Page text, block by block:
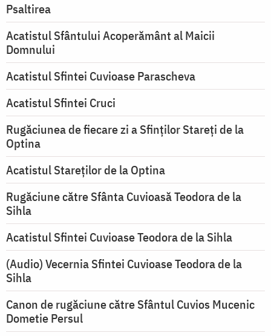
Psaltirea
Acatistul Sfântului Acoperământ al Maicii
Domnului
Acatistul Sfintei Cuvioase Parascheva
Acatistul Sfintei Cruci
Rugăciunea de fiecare zi a Sfinților Stareți de la
Optina
Acatistul Stareţilor de la Optina
Rugăciune către Sfânta Cuvioasă Teodora de la
Sihla
Acatistul Sfintei Cuvioase Teodora de la Sihla
(Audio) Vecernia Sfintei Cuvioase Teodora de la
Sihla
Canon de rugăciune către Sfântul Cuvios Mucenic
Dometie Persul